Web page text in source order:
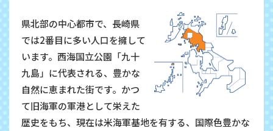
県北部の中心都市で、長崎県
では2番目に多い人口を擁して
います。西海国立公園「九十
九島」に代表される、豊かな
自然に恵まれた街です。かつ
て旧海軍の軍港として栄えた
歴史をもち、現在は米海軍基地を有する、国際色豊かな